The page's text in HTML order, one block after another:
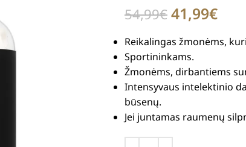
54,99€41,99€
Reikalingas žmonėms,
Sportininkams.
Žmonėms, dirbantiems
Intensyvaus intelektinio
būsenų.
Jei juntamas raumenų